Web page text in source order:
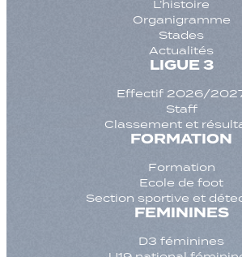
L’histoire
Organigramme
Stades
Actualités
LIGUE 3
Effectif 2026/
Staff
Classement et
FORMATION
Formation
Ecole de foot
Section sportive et
FEMININES
D3 féminines